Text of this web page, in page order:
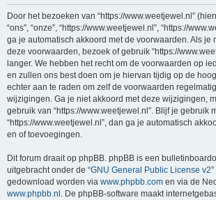
Door het bezoeken van “https://www.weetjewel.nl”
“ons”, “onze”, “https://www.weetjewel.nl”, “https://
ga je automatisch akkoord met de voorwaarden. Als je
deze voorwaarden, bezoek of gebruik “https://
langer. We hebben het recht om de voorwaarden op
en zullen ons best doen om je hiervan tijdig op de
echter aan te raden om zelf de voorwaarden
wijzigingen. Ga je niet akkoord met deze wijzigingen,
gebruik van “https://www.weetjewel.nl”. Blijf je gebruik
“https://www.weetjewel.nl”, dan ga je automatisch
en of toevoegingen.
Dit forum draait op phpBB. phpBB is een
uitgebracht onder de “GNU General Public License v2
gedownload worden via www.phpbb.com en via de
www.phpbb.nl . De phpBB-software maakt